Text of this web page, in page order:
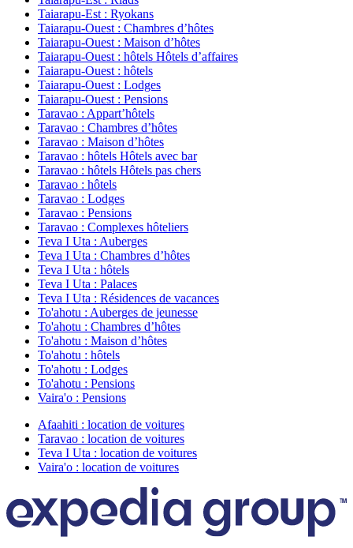
Taiarapu-Est : Ryokans
Taiarapu-Ouest : Chambres d’hôtes
Taiarapu-Ouest : Maison d’hôtes
Taiarapu-Ouest : hôtels Hôtels d’affaires
Taiarapu-Ouest : hôtels
Taiarapu-Ouest : Lodges
Taiarapu-Ouest : Pensions
Taravao : Appart’hôtels
Taravao : Chambres d’hôtes
Taravao : Maison d’hôtes
Taravao : hôtels Hôtels avec bar
Taravao : hôtels Hôtels pas chers
Taravao : hôtels
Taravao : Lodges
Taravao : Pensions
Taravao : Complexes hôteliers
Teva I Uta : Auberges
Teva I Uta : Chambres d’hôtes
Teva I Uta : hôtels
Teva I Uta : Palaces
Teva I Uta : Résidences de vacances
To'ahotu : Auberges de jeunesse
To'ahotu : Chambres d’hôtes
To'ahotu : Maison d’hôtes
To'ahotu : hôtels
To'ahotu : Lodges
To'ahotu : Pensions
Vaira'o : Pensions
Afaahiti : location de voitures
Taravao : location de voitures
Teva I Uta : location de voitures
Vaira'o : location de voitures